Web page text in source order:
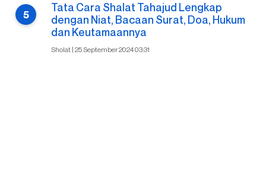
Tata Cara Shalat Tahajud Lengkap
dengan Niat, Bacaan Surat, Doa, Hukum
dan Keutamaannya
Sholat | 25 September 2024 03:31